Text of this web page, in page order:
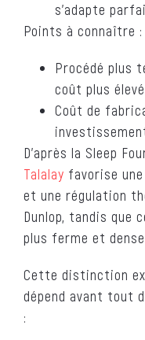
s’adapte
Points à connaître :
Procédé plus
coût plus élevé
Coût de
D’après la Sleep
Talalay favorise
et une régulation
Dunlop, tandis que
plus ferme et
Cette distinction
dépend avant tout
: